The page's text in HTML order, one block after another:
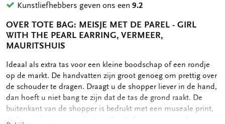
Kunstliefhebbers geven ons een9.2
OVER TOTE BAG: MEISJE MET DE PAREL - GIRL
WITH THE PEARL EARRING, VERMEER,
MAURITSHUIS
OMSCHRIJVING
Ideaal als extra tas voor een kleine boodschap of een rondje
op de markt. De handvatten zijn groot genoeg om prettig over
de schouder te dragen. Draagt u de shopper liever in de hand,
dan hoeft u niet bang te zijn dat de tas de grond raakt. De
buitenkant van de shopper is bedrukt met een museale print,